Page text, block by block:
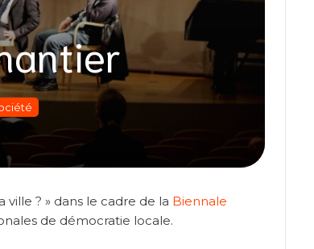
? » dans le cadre de la Biennale
de démocratie locale.